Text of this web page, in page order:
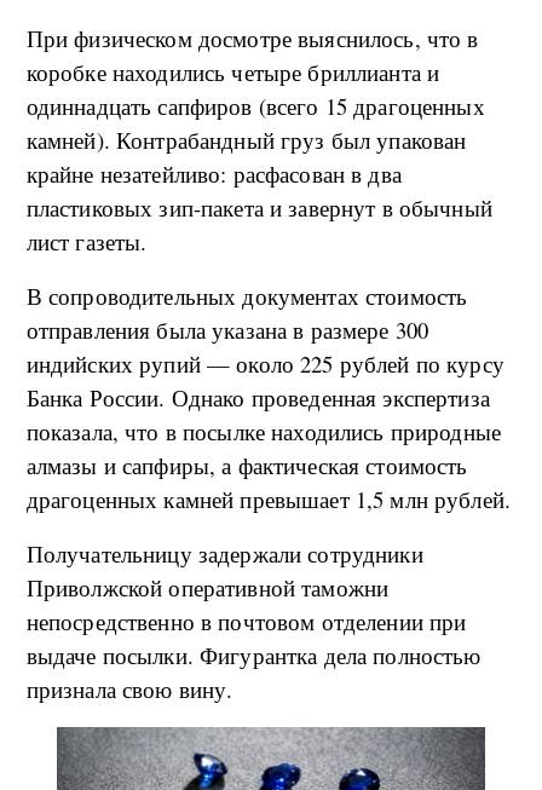
При физическом досмотре выяснилось, что в
коробке находились четыре бриллианта и
одиннадцать сапфиров (всего 15 драгоценных
камней). Контрабандный груз был упакован
крайне незатейливо: расфасован в два
пластиковых зип-пакета и завернут в обычный
лист газеты.
В сопроводительных документах стоимость
отправления была указана в размере 300
индийских рупий — около 225 рублей по курсу
Банка России. Однако проведенная экспертиза
показала, что в посылке находились природные
алмазы и сапфиры, а фактическая стоимость
драгоценных камней превышает 1,5 млн рублей.
Получательницу задержали сотрудники
Приволжской оперативной таможни
непосредственно в почтовом отделении при
выдаче посылки. Фигурантка дела полностью
признала свою вину.